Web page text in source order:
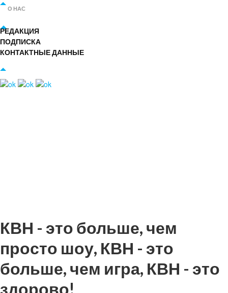
О НАС
РЕДАКЦИЯ
ПОДПИСКА
КОНТАКТНЫЕ ДАННЫЕ
КВН - это больше, чем
просто шоу, КВН - это
больше, чем игра, КВН - это
здорово!